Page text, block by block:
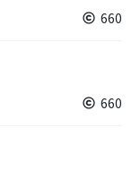
660
660